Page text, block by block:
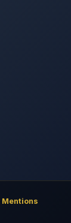
Mentions